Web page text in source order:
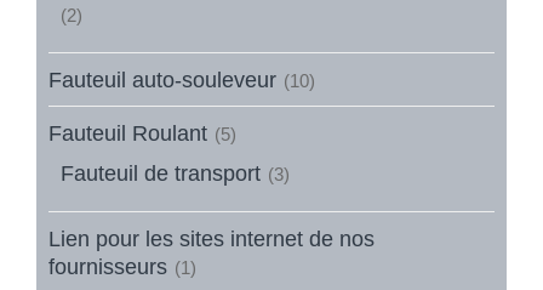
(2)
Fauteuil auto-souleveur (10)
Fauteuil Roulant (5)
Fauteuil de transport (3)
Lien pour les sites internet de nos
fournisseurs (1)